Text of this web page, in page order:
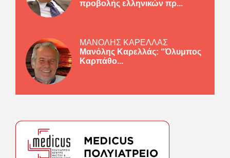
προβολής ελληνικών πρ...
ΜΑΝΟΛΗΣ ΚΑΡΕΛΛΑΣ
Μανόλης Καρελλάς: “Όλυμπος
Καρπάθο...